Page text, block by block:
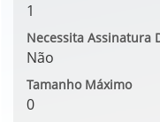
1
Necessita Assinatura
Não
Tamanho Máximo
0